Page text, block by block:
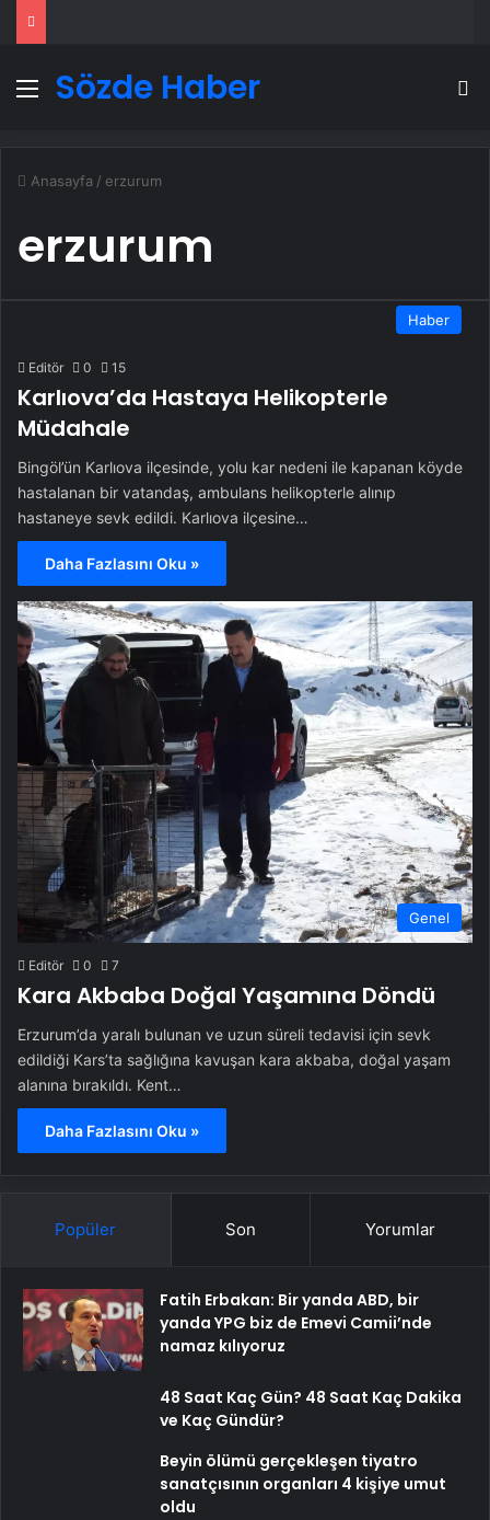
Menü
Sözde Haber
Anasayfa / erzurum
erzurum
Haber
Editör 0 15
Karlıova’da Hastaya Helikopterle
Müdahale
Bingöl’ün Karlıova ilçesinde, yolu kar nedeni ile kapanan köyde
hastalanan bir vatandaş, ambulans helikopterle alınıp
hastaneye sevk edildi. Karlıova ilçesine…
Daha Fazlasını Oku »
Genel
Editör 0 7
Kara Akbaba Doğal Yaşamına Döndü
Erzurum’da yaralı bulunan ve uzun süreli tedavisi için sevk
edildiği Kars’ta sağlığına kavuşan kara akbaba, doğal yaşam
alanına bırakıldı. Kent…
Daha Fazlasını Oku »
Popüler Son Yorumlar
Fatih Erbakan: Bir yanda ABD, bir
yanda YPG biz de Emevi Camii’nde
namaz kılıyoruz
48 Saat Kaç Gün? 48 Saat Kaç Dakika
ve Kaç Gündür?
Beyin ölümü gerçekleşen tiyatro
sanatçısının organları 4 kişiye umut
oldu